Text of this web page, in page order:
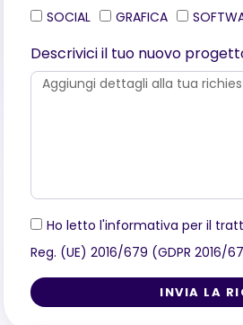
SOCIAL
GRAFICA
Descrivici il tuo nuovo
Ho letto l'informativa per il
Reg. (UE) 2016/679 (GDPR 2016/
INVIA LA